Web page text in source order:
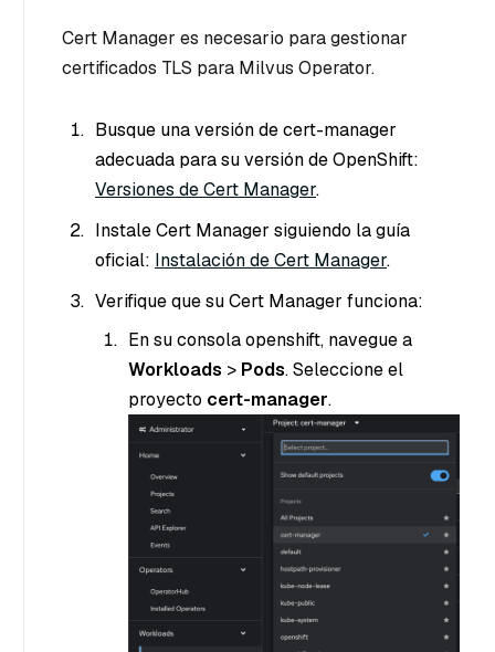
Cert Manager es necesario para gestionar
certificados TLS para Milvus Operator.
Busque una versión de cert-manager
adecuada para su versión de OpenShift:
Versiones de Cert Manager.
Instale Cert Manager siguiendo la guía
oficial: Instalación de Cert Manager.
Verifique que su Cert Manager funciona:
En su consola openshift, navegue a
Workloads > Pods. Seleccione el
proyecto cert-manager.